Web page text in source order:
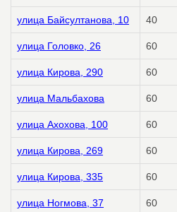
улица Байсултанова, 10 40
улица Головко, 26 60
улица Кирова, 290 60
улица Мальбахова 60
улица Ахохова, 100 60
улица Кирова, 269 60
улица Кирова, 335 60
улица Ногмова, 37 60